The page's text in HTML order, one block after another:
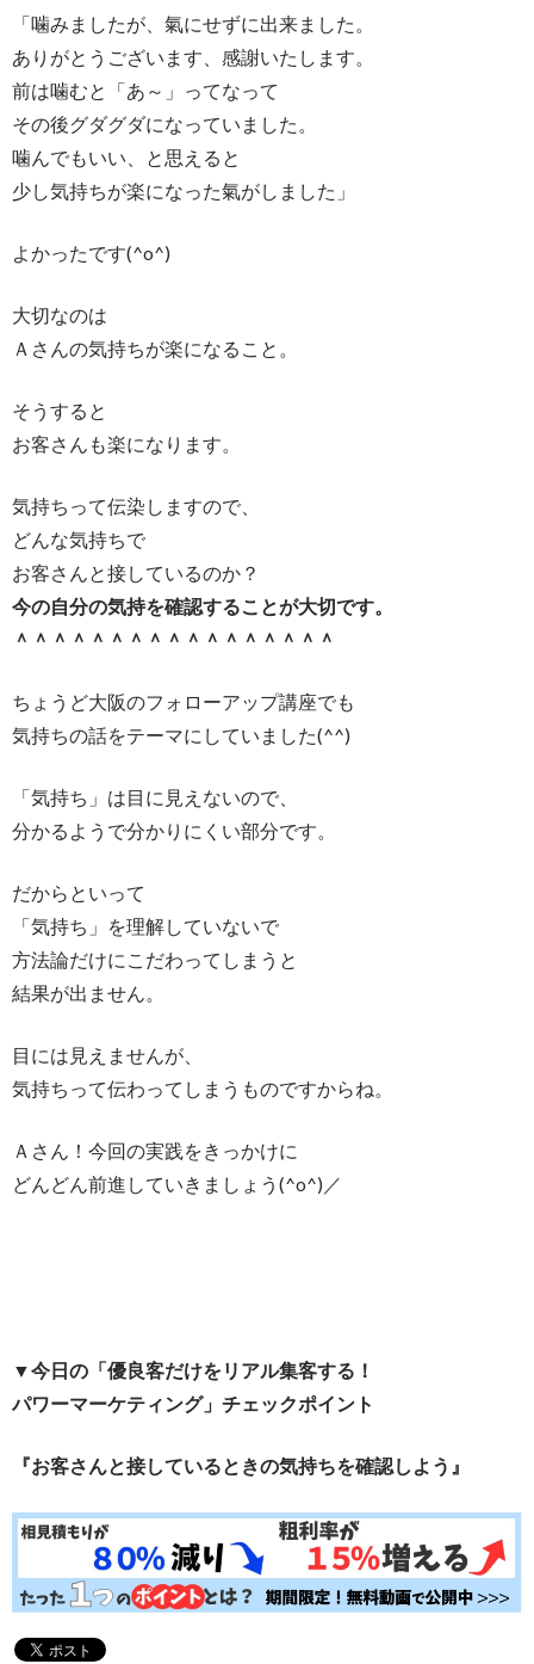
「噛みましたが、氣にせずに出来ました。
ありがとうございます、感謝いたします。
前は噛むと「あ～」ってなって
その後グダグダになっていました。
噛んでもいい、と思えると
少し気持ちが楽になった氣がしました」
よかったです(^o^)
大切なのは
Ａさんの気持ちが楽になること。
そうすると
お客さんも楽になります。
気持ちって伝染しますので、
どんな気持ちで
お客さんと接しているのか？
今の自分の気持を確認することが大切です。
＾＾＾＾＾＾＾＾＾＾＾＾＾＾＾＾＾
ちょうど大阪のフォローアップ講座でも
気持ちの話をテーマにしていました(^^)
「気持ち」は目に見えないので、
分かるようで分かりにくい部分です。
だからといって
「気持ち」を理解していないで
方法論だけにこだわってしまうと
結果が出ません。
目には見えませんが、
気持ちって伝わってしまうものですからね。
Ａさん！今回の実践をきっかけに
どんどん前進していきましょう(^o^)／
▼今日の「優良客だけをリアル集客する！
パワーマーケティング」チェックポイント
『お客さんと接しているときの気持ちを確認しよう』